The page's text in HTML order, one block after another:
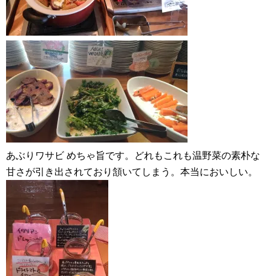
あぶりワサビ めちゃ旨です。どれもこれも温野菜の素朴な
甘さが引き出されており頷いてしまう。本当においしい。